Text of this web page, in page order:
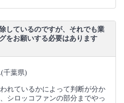
しているのですが、それでも業
をお願いする必要はあります
(千葉県)
れているかによって判断が分か
シロッコファンの部分までやっ